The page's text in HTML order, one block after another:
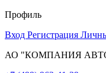
Профиль
Вход Регистрация
АО "КОМПАНИЯ